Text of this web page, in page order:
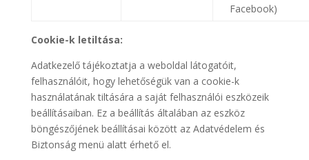
Facebook)
Cookie-k letiltása:
Adatkezelő tájékoztatja a weboldal látogatóit,
felhasználóit, hogy lehetőségük van a cookie-k
használatának tiltására a saját felhasználói eszközeik
beállításaiban. Ez a beállítás általában az eszköz
böngészőjének beállításai között az Adatvédelem és
Biztonság menü alatt érhető el.